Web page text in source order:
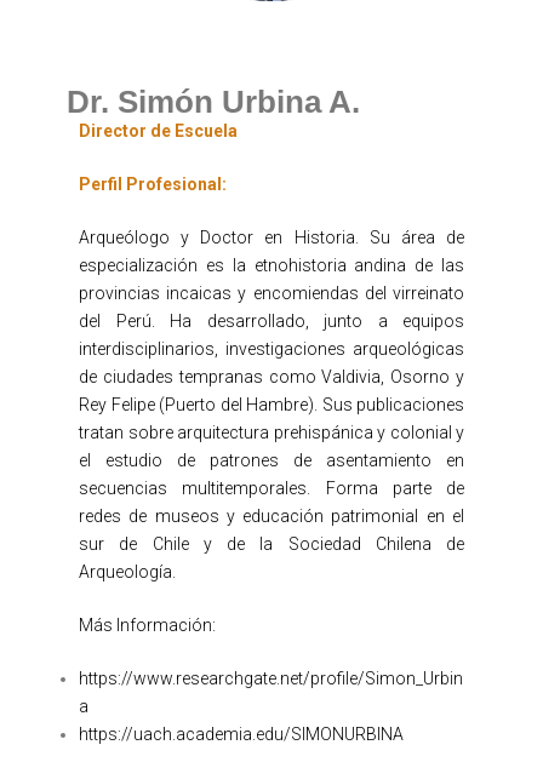
Dr. Simón Urbina A.
Director de Escuela
Perfil Profesional:
Arqueólogo y Doctor en Historia. Su área de
especialización es la etnohistoria andina de las
provincias incaicas y encomiendas del virreinato
del Perú. Ha desarrollado, junto a equipos
interdisciplinarios, investigaciones arqueológicas
de ciudades tempranas como Valdivia, Osorno y
Rey Felipe (Puerto del Hambre). Sus publicaciones
tratan sobre arquitectura prehispánica y colonial y
el estudio de patrones de asentamiento en
secuencias multitemporales. Forma parte de
redes de museos y educación patrimonial en el
sur de Chile y de la Sociedad Chilena de
Arqueología.
Más Información:
https://www.researchgate.net/profile/Simon_Urbin
a
https://uach.academia.edu/SIMONURBINA